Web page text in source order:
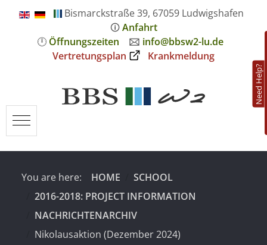
Bismarckstraße 39, 67059 Ludwigshafen
🛈Anfahrt
🕛 Öffnungszeiten 🖂 info@bbsw2-lu.de
Vertretungsplan
Krankmeldung
Need Help?
Mobile Menu Toggle
You are here: HOME
SCHOOL
2016-2018: PROJECT INFORMATION
NACHRICHTENARCHIV
Nikolausaktion (Dezember 2024)